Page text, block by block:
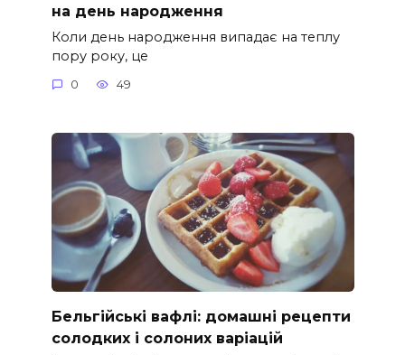
на день народження
Коли день народження випадає на теплу
пору року, це
0 49
Бельгійські вафлі: домашні рецепти
солодких і солоних варіацій